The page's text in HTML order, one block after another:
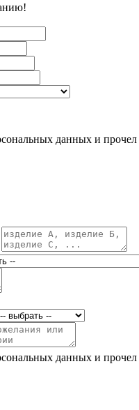
данных и прочел
данных и прочел